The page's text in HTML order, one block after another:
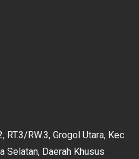
RT.3/RW.3, Grogol Utara, Kec.
Selatan, Daerah Khusus